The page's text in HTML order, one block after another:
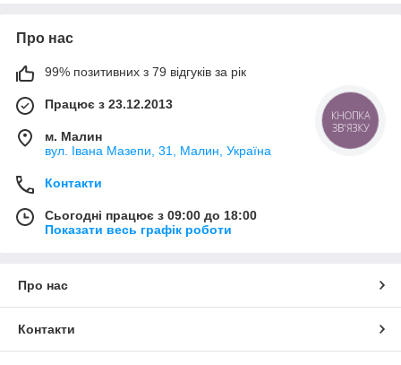
Про нас
99% позитивних з 79 відгуків за рік
Працює з 23.12.2013
м. Малин
вул. Івана Мазепи, 31, Малин, Україна
Контакти
Сьогодні працює з 09:00 до 18:00
Показати весь графік роботи
Про нас
Контакти
КНОПКА
ЗВ'ЯЗКУ